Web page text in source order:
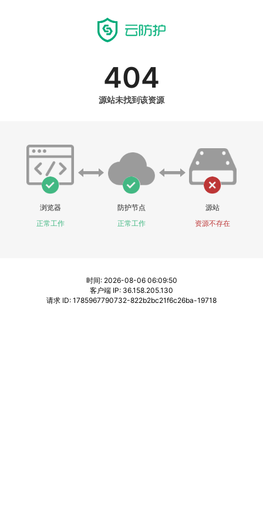
404
源站未找到该资源
浏览器
正常工作
防护节点
正常工作
源站
资源不存在
时间: 2026-08-06 06:09:50
客户端 IP: 36.158.205.130
请求 ID: 1785967790732-822b2bc21f6c26ba-19718